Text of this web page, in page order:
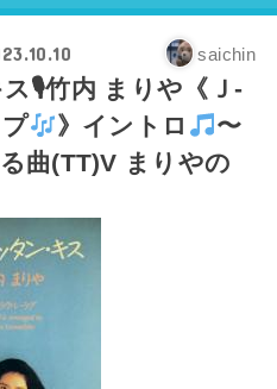
saichin
🎙竹内 まりや《Ｊ-
》イントロ
〜
曲(TT)V まりやの